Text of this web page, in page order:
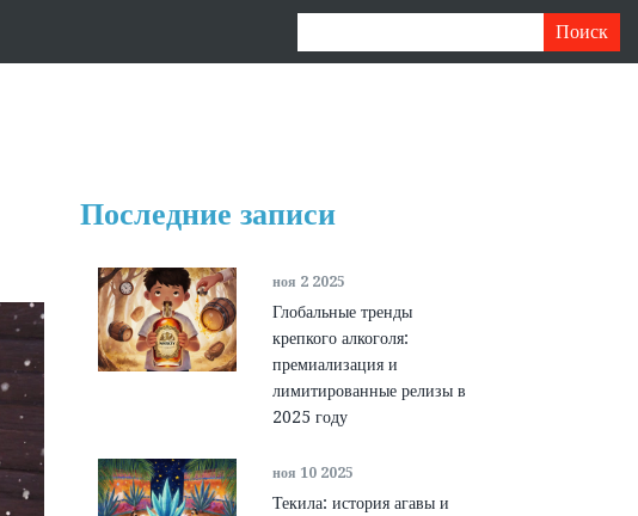
Последние записи
ноя 2 2025
Глобальные тренды
крепкого алкоголя:
премиализация и
лимитированные релизы в
2025 году
ноя 10 2025
Текила: история агавы и